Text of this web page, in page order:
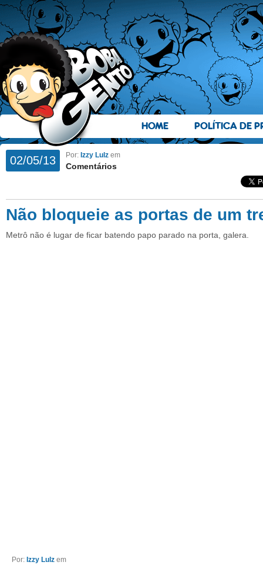
HOME POLÍTICA DE
02/05/13 Por: Izzy Lulz em
Comentários
Não bloqueie as portas de um
Metrô não é lugar de ficar batendo papo parado na porta, galera.
Por: Izzy Lulz em